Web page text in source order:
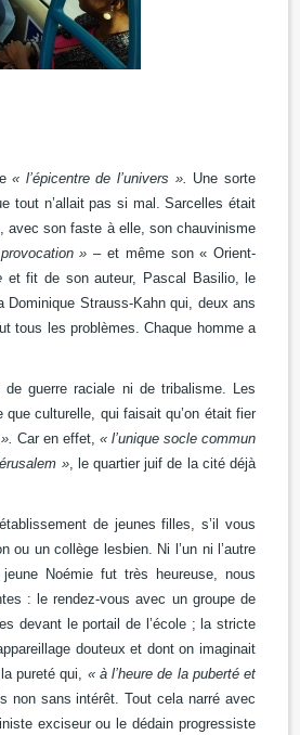
« l’épicentre de l’univers ». Une sorte
tout n’allait pas si mal. Sarcelles était
avec son faste à elle, son chauvinisme
» – et même son « Orient-
et fit de son auteur, Pascal Basilio, le
Strauss-Kahn qui, deux ans
tous les problèmes. Chaque homme a
guerre raciale ni de tribalisme. Les
culturelle, qui faisait qu’on était fier
».Car en effet,« l’unique socle commun
», le quartier juif de la cité déjà
de jeunes filles, s’il vous
un collège lesbien. Ni l’un ni l’autre
Noémie fut très heureuse, nous
: le rendez-vous avec un groupe de
devant le portail de l’école ; la stricte
douteux et dont on imaginait
pureté qui, « à l’heure de la puberté et
non sans intérêt. Tout cela narré avec
exciseur ou le dédain progressiste